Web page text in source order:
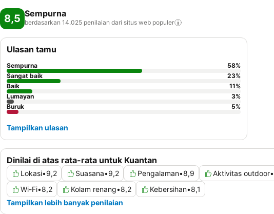
8,5 Sempurna
berdasarkan 14.025 penilaian dari situs web populer
Dinilai di atas rata-rata untuk Kuantan
Lokasi•9,2 Suasana•9,2 Pengalaman•8,9 Aktivitas outdoor•
Wi-Fi•8,2 Kolam renang•8,2 Kebersihan•8,1
Tampilkan lebih banyak penilaian
Ulasan tamu
Sempurna 58%
Sangat baik
23%
Baik
11%
Lumayan
3%
Buruk
5%
Tampilkan ulasan